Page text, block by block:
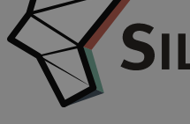
ze strony internetowej.
Nazwa
SessID